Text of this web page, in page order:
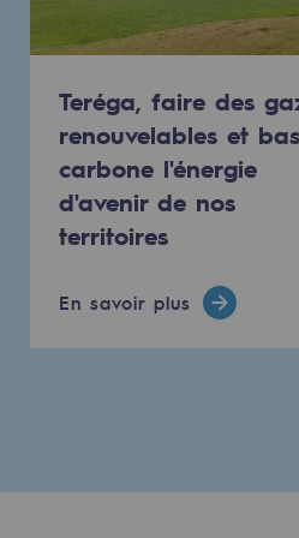
CH4, H2 et CO2
Teréga, faire des
renouvelables et bas
carbone l'énergie
d'avenir de nos
territoires
En savoir plus